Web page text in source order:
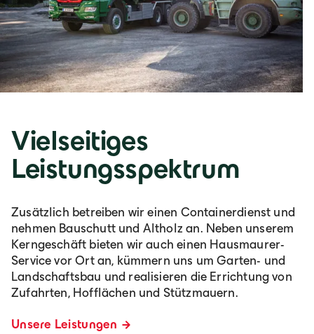
Vielseitiges
Leistungsspektrum
Zusätzlich betreiben wir einen Containerdienst und
nehmen Bauschutt und Altholz an. Neben unserem
Kerngeschäft bieten wir auch einen Hausmaurer-
Service vor Ort an, kümmern uns um Garten- und
Landschaftsbau und realisieren die Errichtung von
Zufahrten, Hofflächen und Stützmauern.
Unsere Leistungen